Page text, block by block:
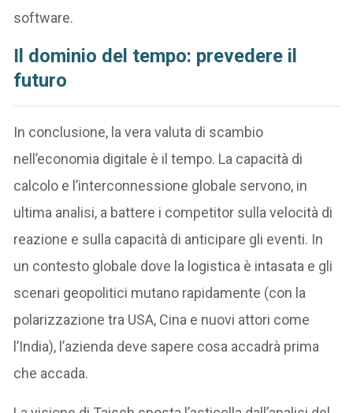
software.
Il dominio del tempo: prevedere il
futuro
In conclusione, la vera valuta di scambio
nell’economia digitale è il tempo. La capacità di
calcolo e l’interconnessione globale servono, in
ultima analisi, a battere i competitor sulla velocità di
reazione e sulla capacità di anticipare gli eventi. In
un contesto globale dove la logistica è intasata e gli
scenari geopolitici mutano rapidamente (con la
polarizzazione tra USA, Cina e nuovi attori come
l’India), l’azienda deve sapere cosa accadrà prima
che accada.